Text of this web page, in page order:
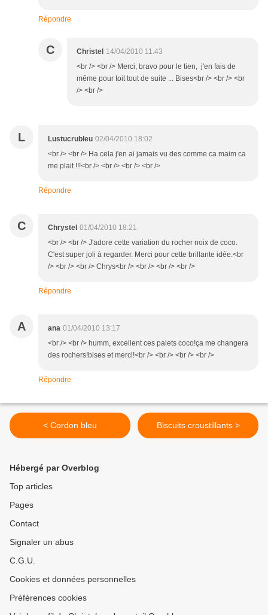
Répondre
C Christel 14/04/2010 11:43
<br /> <br /> Merci, bravo pour le tien, j'en fais de
même pour toit tout de suite ... Bises<br /> <br /> <br
/> <br />
L Lustucrubleu 02/04/2010 18:02
<br /> <br /> Ha cela j'en ai jamais vu des comme ca maim ca
me plait !!!<br /> <br /> <br /> <br />
Répondre
C Chrystel 01/04/2010 18:21
<br /> <br /> J'adore cette variation du rocher noix de coco.
C'est super joli à regarder. Merci pour cette brillante idée.<br
/> <br /> <br /> Chrys<br /> <br /> <br /> <br />
Répondre
A ana 01/04/2010 13:17
<br /> <br /> humm, excellent ces palets coco!ça me changera
des rochers!bises et merci!<br /> <br /> <br /> <br />
Répondre
< Cordon bleu Biscuits croustillants >
Hébergé par Overblog
Top articles
Pages
Contact
Signaler un abus
C.G.U.
Cookies et données personnelles
Préférences cookies